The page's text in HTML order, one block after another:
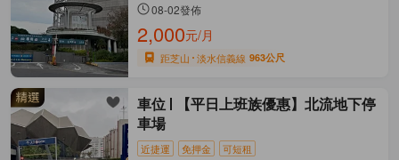
08-02發佈
2,000元/月
距芝山 淡水信義線 963公尺
車位
【平日上班族優惠】北流地下停
車場
近捷運 免押金 可短租